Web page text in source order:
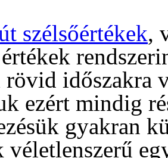
szélsőértékek,
rövid időszakra
ezért mindig
gyakran
véletlenszerű